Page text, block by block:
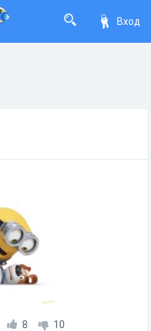
Вход
8 10